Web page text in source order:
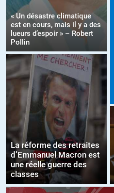
« Un désastre climatique
est en cours, mais il y a des
lueurs d’espoir » – Robert
Pollin
La réforme des retraites
d’Emmanuel Macron est
une réelle guerre des
classes